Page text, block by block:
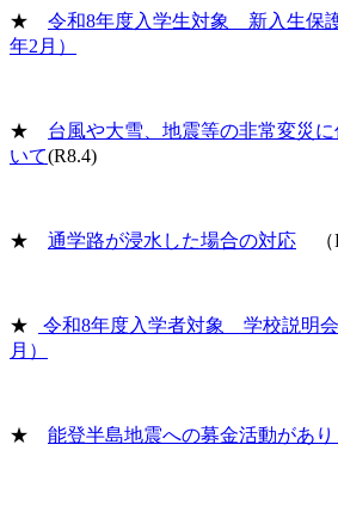
★ 令和8年度入学生対象 新入生保
年2月）
★ 台風や大雪、地震等の非常変災
いて(R8.4)
★ 通学路が浸水した場合の対応 （
★
令和8年度入学者対象 学校説明
月）
★ 能登半島地震への募金活動があり